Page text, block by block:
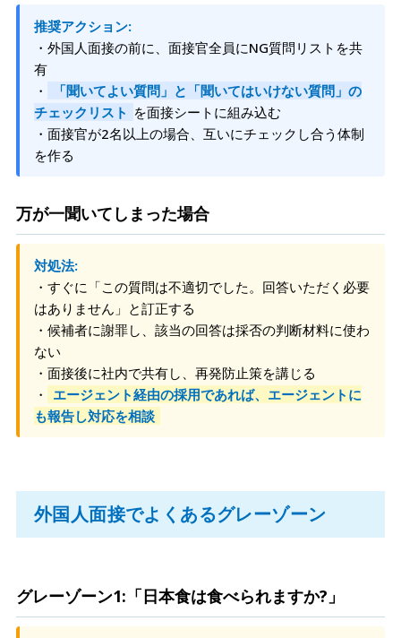
推奨アクション:
・外国人面接の前に、面接官全員にNG質問リストを共
有
・
「聞いてよい質問」と「聞いてはいけない質問」の
チェックリスト を面接シートに組み込む
・面接官が2名以上の場合、互いにチェックし合う体制
を作る
万が一聞いてしまった場合
対処法:
・すぐに「この質問は不適切でした。回答いただく必要
はありません」と訂正する
・候補者に謝罪し、該当の回答は採否の判断材料に使わ
ない
・面接後に社内で共有し、再発防止策を講じる
・
エージェント経由の採用であれば、エージェントに
も報告し対応を相談
外国人面接でよくあるグレーゾーン
グレーゾーン1:「日本食は食べられますか?」